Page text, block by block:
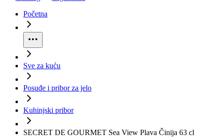
Početna
Sve za kuću
Posuđe i pribor za jelo
Kuhinjski pribor
SECRET DE GOURMET Sea View Plava Činija 63 cl